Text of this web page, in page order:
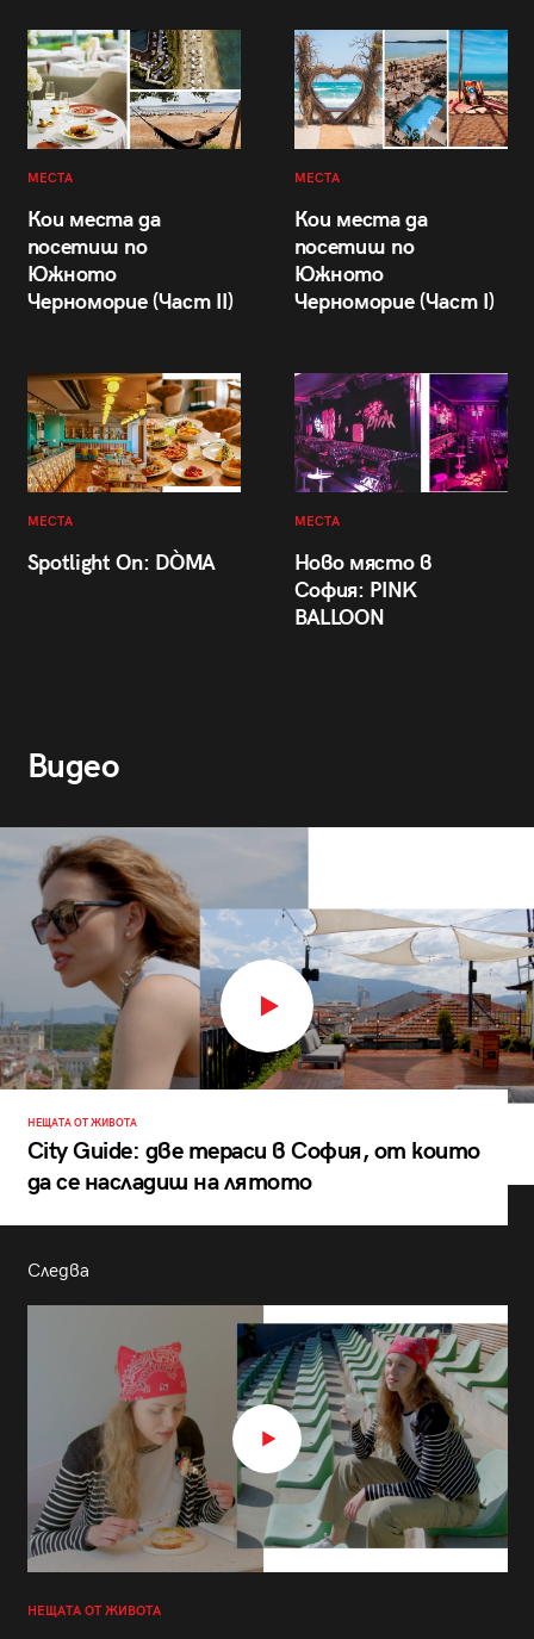
МЕСТА
Кои места да
посетиш по
Южното
Черноморие (Част II)
МЕСТА
Кои места да
посетиш по
Южното
Черноморие (Част I)
МЕСТА
Spotlight On: DÒMA
МЕСТА
Ново място в
София: PINK
BALLOON
Видео
НЕЩАТА ОТ ЖИВОТА
City Guide: две тераси в София, от които
да се насладиш на лятото
Следва
НЕЩАТА ОТ ЖИВОТА